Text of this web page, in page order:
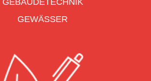
GEBÄUDETECHNIK
GEWÄSSER